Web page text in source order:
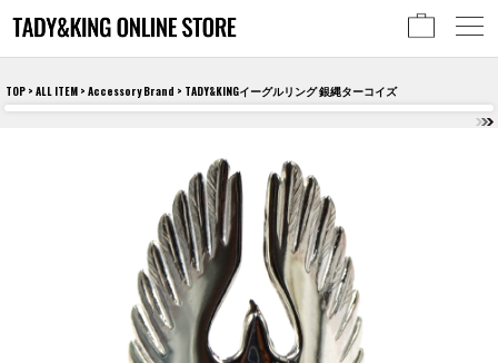
TOP > ALL ITEM > Accessory Brand > TADY&KINGイーグルリング 銀縄ターコイズ